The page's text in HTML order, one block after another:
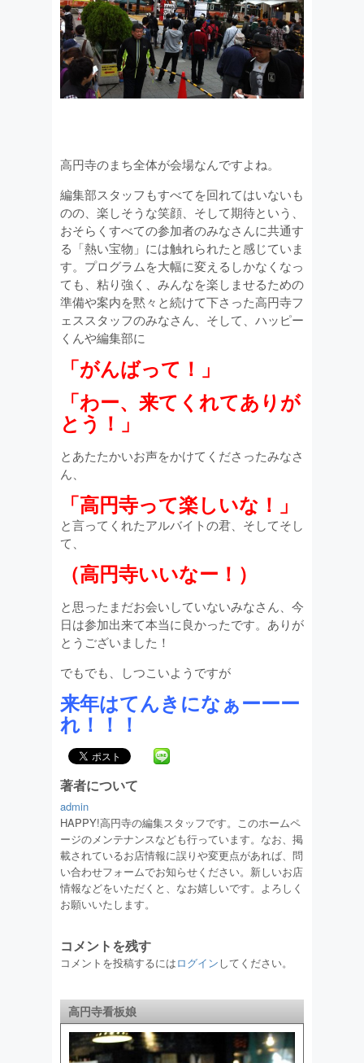
高円寺のまち全体が会場なんですよね。
編集部スタッフもすべてを回れてはいないも
のの、楽しそうな笑顔、そして期待という、
おそらくすべての参加者のみなさんに共通す
る「熱い宝物」には触れられたと感じていま
す。プログラムを大幅に変えるしかなくなっ
ても、粘り強く、みんなを楽しませるための
準備や案内を黙々と続けて下さった高円寺フ
ェススタッフのみなさん、そして、ハッピー
くんや編集部に
「がんばって！」
「わー、来てくれてありが
とう！」
とあたたかいお声をかけてくださったみなさ
ん、
「高円寺って楽しいな！」
と言ってくれたアルバイトの君、そしてそし
て、
（高円寺いいなー！）
と思ったまだお会いしていないみなさん、今
日は参加出来て本当に良かったです。ありが
とうございました！
でもでも、しつこいようですが
来年はてんきになぁーーー
れ！！！
著者について
admin
HAPPY!高円寺の編集スタッフです。このホームペ
ージのメンテナンスなども行っています。なお、掲
載されているお店情報に誤りや変更点があれば、問
い合わせフォームでお知らせください。新しいお店
情報などをいただくと、なお嬉しいです。よろしく
お願いいたします。
コメントを残す
コメントを投稿するにはログインしてください。
高円寺看板娘